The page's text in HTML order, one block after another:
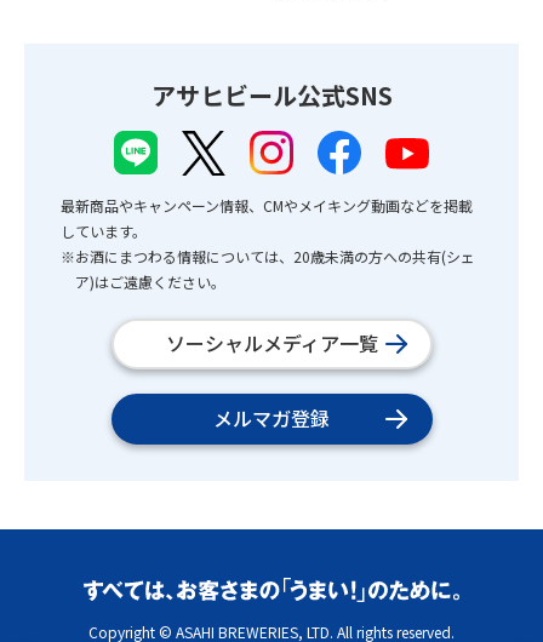
アサヒビール公式SNS
最新商品やキャンペーン情報、CMやメイキング動画などを掲載
しています。
※お酒にまつわる情報については、20歳未満の方への共有(シェ
ア)はご遠慮ください。
ソーシャルメディア一覧
メルマガ登録
Copyright © ASAHI BREWERIES, LTD. All rights reserved.